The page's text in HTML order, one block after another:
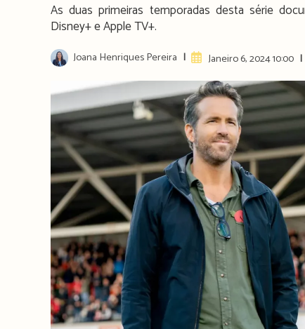
As duas primeiras temporadas desta série
Disney+ e Apple TV+.
Post
author:
Joana Henriques Pereira
ArtigoJaneiro 6, 2024 10:00